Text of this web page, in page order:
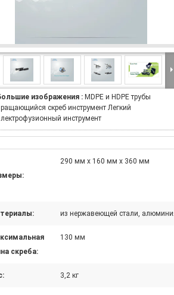
изображения : MDPE и HDPE трубы
скреб инструмент Легкий
инструмент
290 мм х 160 мм х 360 мм
из нержавеющей стали,
скреба:
130 мм
3,2 кг